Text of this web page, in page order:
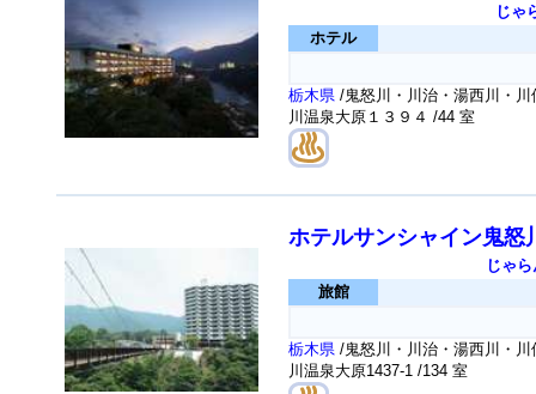
じゃ
ホテル
栃木県 /鬼怒川・川治・湯西川・
川温泉大原１３９４ /44 室
ホテルサンシャイン鬼怒
じゃ
旅館
栃木県 /鬼怒川・川治・湯西川・
川温泉大原1437-1 /134 室